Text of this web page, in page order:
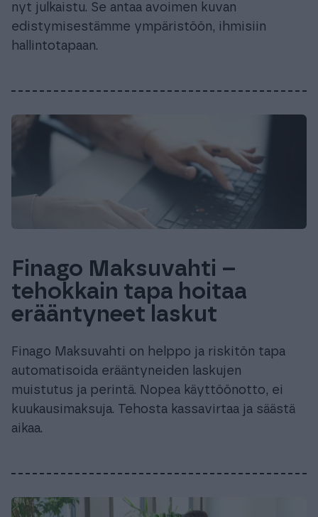
nyt julkaistu. Se antaa avoimen kuvan
edistymisestämme ympäristöön, ihmisiin
hallintotapaan.
Finago Maksuvahti –
tehokkain tapa hoitaa
erääntyneet laskut
Finago Maksuvahti on helppo ja riskitön tapa
automatisoida erääntyneiden laskujen
muistutus ja perintä. Nopea käyttöönotto, ei
kuukausimaksuja. Tehosta kassavirtaa ja säästä
aikaa.